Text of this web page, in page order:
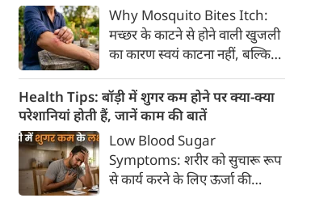
Why Mosquito Bites Itch:
मच्छर के काटने से होने वाली खुजली
का कारण स्वयं काटना नहीं, बल्कि
प्रतिरक्षा प्रतिक्रिया है। हिस्टामिन के
निकलने से त्वचा पर लालिमा, सूजन
और खुजली होती है। यहां जानिए
मच्छर के काटने से खुजली क्यों होती
है, इसके पीछे का वैज्ञानिक कारण
क्या है, हिस्टामिन की क्या भूमिका
Health Tips: बॉड़ी में शुगर कम होने पर क्या-क्या
परेशानियां होती हैं, जानें काम की बातें
Low Blood Sugar
Symptoms: शरीर को सुचारू रूप
से कार्य करने के लिए ऊर्जा की